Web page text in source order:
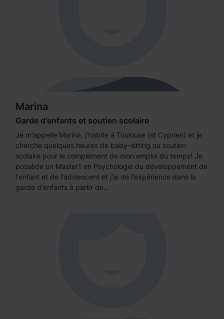
Marina
Garde d'enfants et soutien scolaire
Je m'appelle Marina, j'habite à Toulouse (st Cyprien) et je
cherche quelques heures de baby-sitting ou soutien
scolaire pour le complément de mon emploi du temps! Je
possède un Master1 en Psychologie du développement de
l'enfant et de l'adolescent et j'ai de l'expérience dans la
garde d'enfants à partir de...